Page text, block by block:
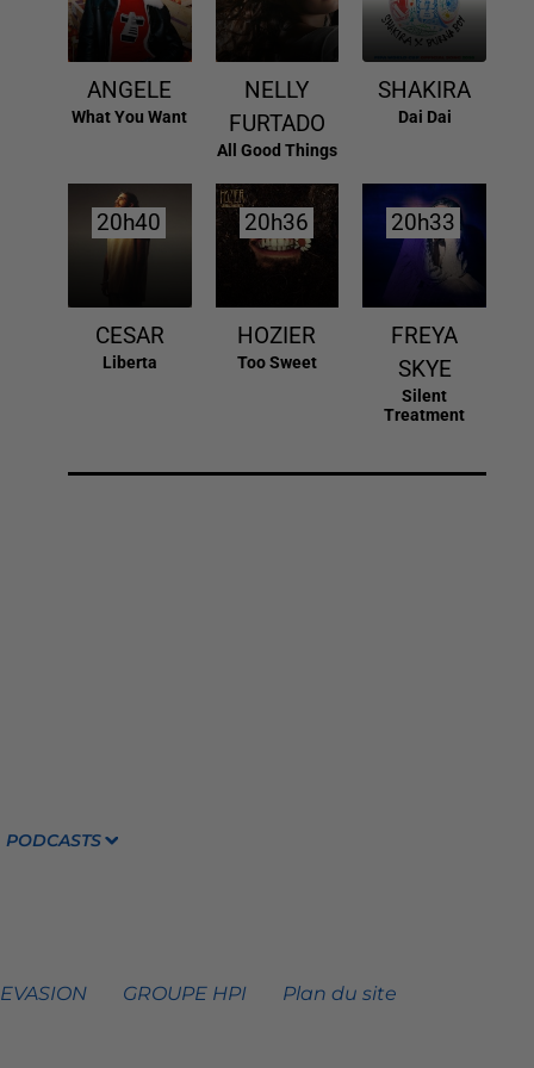
ANGELE
What You Want
NELLY
FURTADO
All Good Things
SHAKIRA
Dai Dai
20h40
20h40
CESAR
Liberta
20h36
20h36
HOZIER
Too Sweet
20h33
20h33
FREYA
SKYE
Silent
Treatment
PODCASTS
GROUPE HPI Plan du site